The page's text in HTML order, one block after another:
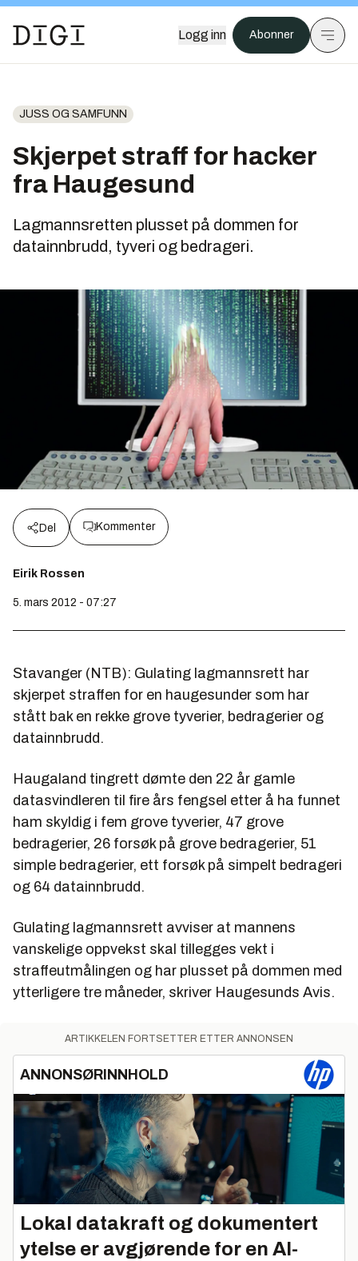
Logg inn Abonner
JUSS OG SAMFUNN
Skjerpet straff for hacker
fra Haugesund
Lagmannsretten plusset på dommen for
datainnbrudd, tyveri og bedrageri.
Del Kommenter
Eirik Rossen
5. mars 2012 - 07:27
Stavanger (NTB): Gulating lagmannsrett har
skjerpet straffen for en haugesunder som har
stått bak en rekke grove tyverier, bedragerier og
datainnbrudd.
Haugaland tingrett dømte den 22 år gamle
datasvindleren til fire års fengsel etter å ha funnet
ham skyldig i fem grove tyverier, 47 grove
bedragerier, 26 forsøk på grove bedragerier, 51
simple bedragerier, ett forsøk på simpelt bedrageri
og 64 datainnbrudd.
Gulating lagmannsrett avviser at mannens
vanskelige oppvekst skal tillegges vekt i
straffeutmålingen og har plusset på dommen med
ytterligere tre måneder, skriver Haugesunds Avis.
ARTIKKELEN FORTSETTER ETTER ANNONSEN
ANNONSØRINNHOLD
Lokal datakraft og dokumentert
ytelse er avgjørende for en AI-